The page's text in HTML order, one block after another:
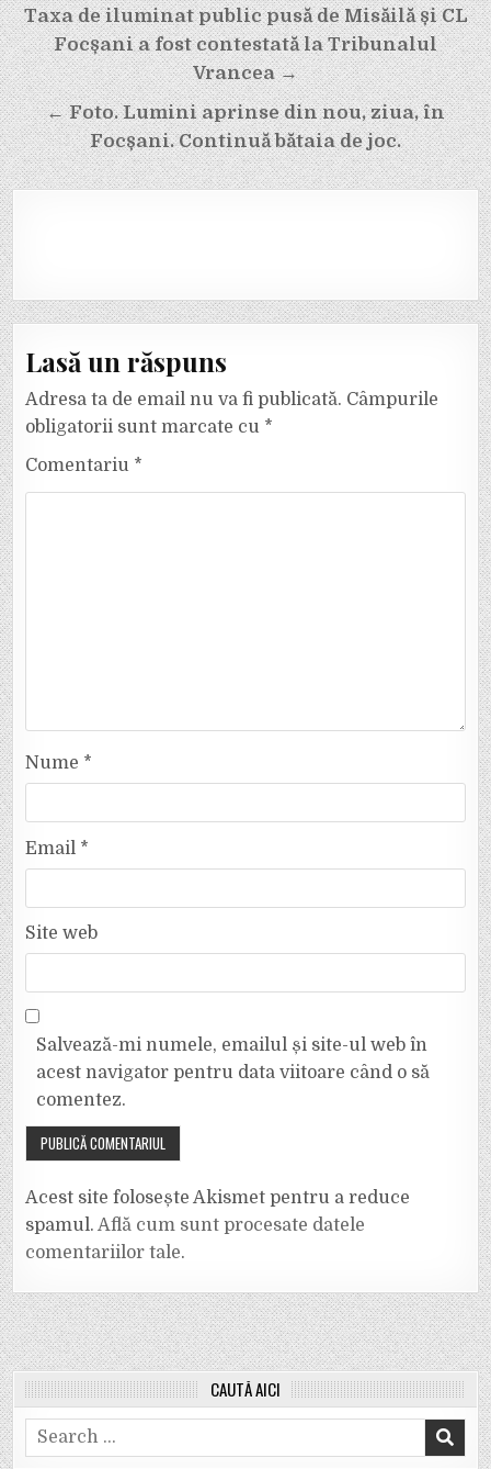
Navigare
în
articole
Taxa de iluminat public pusă de Misăilă și CL
Focșani a fost contestată la Tribunalul
Vrancea →
← Foto. Lumini aprinse din nou, ziua, în
Focșani. Continuă bătaia de joc.
Lasă un răspuns
Adresa ta de email nu va fi publicată. Câmpurile
obligatorii sunt marcate cu *
Comentariu *
Nume *
Email *
Site web
Salvează-mi numele, emailul și site-ul web în
acest navigator pentru data viitoare când o să
comentez.
Acest site folosește Akismet pentru a reduce
spamul.Află cum sunt procesate datele
comentariilor tale.
CAUTĂ AICI
Search
for: